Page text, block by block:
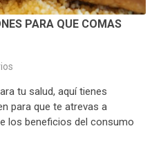
PARA QUE COMAS
tu salud, aquí tienes
para que te atrevas a
los beneficios del consumo